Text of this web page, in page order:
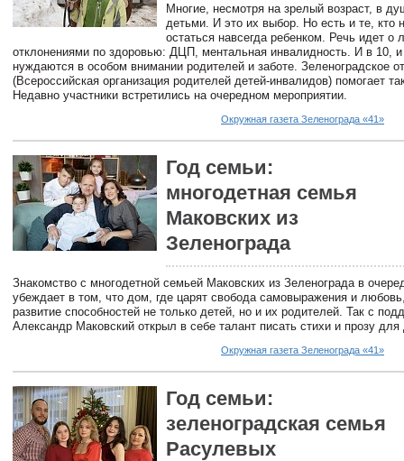
Многие, несмотря на зрелый возраст, в
детьми. И это их выбор. Но есть и те, кто
остаться навсегда ребенком. Речь идет о
отклонениями по здоровью: ДЦП, ментальная инвалидность. И в 10,
нуждаются в особом внимании родителей и заботе. Зеленоградское
(Всероссийская организация родителей детей-инвалидов) помогает
Недавно участники встретились на очередном мероприятии.
Окружная газета Зеленограда «41»
Год семьи:
многодетная семья
Маковских из
Зеленограда
Знакомство с многодетной семьей Маковских из Зеленограда в
убеждает в том, что дом, где царят свобода самовыражения и
развитие способностей не только детей, но и их родителей. Так с
Александр Маковский открыл в себе талант писать стихи и прозу для
Окружная газета Зеленограда «41»
Год семьи:
зеленоградская семья
Расулевых